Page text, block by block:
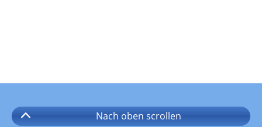
Nach oben scrollen